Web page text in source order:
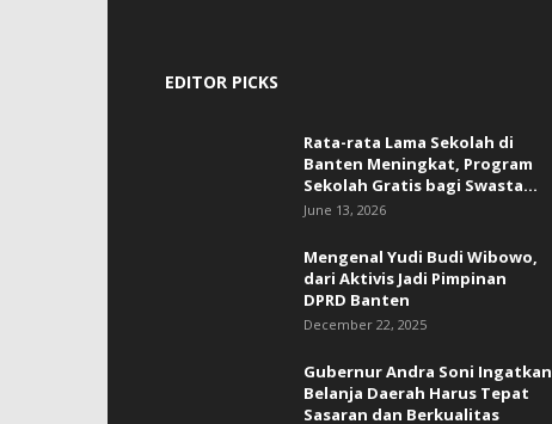
EDITOR PICKS
Rata-rata Lama Sekolah di
Banten Meningkat, ‎Program
Sekolah Gratis bagi Swasta...
June 13, 2026
Mengenal Yudi Budi Wibowo,
dari Aktivis Jadi Pimpinan
DPRD Banten
December 22, 2025
Gubernur Andra Soni Ingatkan
Belanja Daerah Harus Tepat
Sasaran dan Berkualitas